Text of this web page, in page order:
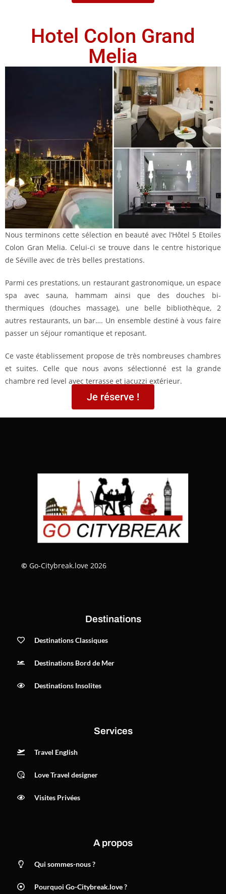
Hotel Colon Grand
Melia
Nous terminons cette sélection en beauté avec l’Hôtel 5 Etoiles
Colon Gran Melia. Celui-ci se trouve dans le centre historique
de Séville avec de très belles prestations.
Parmi ces prestations, un restaurant gastronomique, un espace
spa avec sauna, hammam ainsi que des douches bi-
thermiques (douches massage), une belle bibliothèque, 2
autres restaurants, un bar…. Un ensemble destiné à vous faire
passer un séjour romantique et reposant.
Ce vaste établissement propose de très nombreuses chambres
et suites. Celle que nous avons sélectionné est la grande
chambre red level avec terrasse et jacuzzi extérieur.
Je réserve !
© Go-Citybreak.love 2026
Destinations
Destinations Classiques
Destinations Bord de Mer
Destinations Insolites
Services
Travel English
Love Travel designer
Visites Privées
A propos
Qui sommes-nous ?
Pourquoi Go-Citybreak.love ?